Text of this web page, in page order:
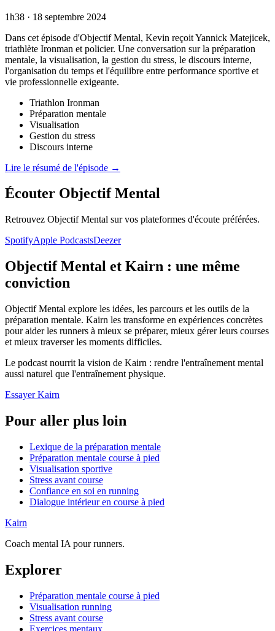
1h38 · 18 septembre 2024
Dans cet épisode d'Objectif Mental, Kevin reçoit Yannick Matejicek,
triathlète Ironman et policier. Une conversation sur la préparation
mentale, la visualisation, la gestion du stress, le discours interne,
l'organisation du temps et l'équilibre entre performance sportive et
vie professionnelle exigeante.
Triathlon Ironman
Préparation mentale
Visualisation
Gestion du stress
Discours interne
Lire le résumé de l'épisode →
Écouter Objectif Mental
Retrouvez Objectif Mental sur vos plateformes d'écoute préférées.
SpotifyApple PodcastsDeezer
Objectif Mental et Kairn : une même
conviction
Objectif Mental explore les idées, les parcours et les outils de la
préparation mentale. Kairn les transforme en expériences concrètes
pour aider les runners à mieux se préparer, mieux gérer leurs courses
et mieux traverser les moments difficiles.
Le podcast nourrit la vision de Kairn : rendre l'entraînement mental
aussi naturel que l'entraînement physique.
Essayer Kairn
Pour aller plus loin
Lexique de la préparation mentale
Préparation mentale course à pied
Visualisation sportive
Stress avant course
Confiance en soi en running
Dialogue intérieur en course à pied
Kairn
Coach mental IA pour runners.
Explorer
Préparation mentale course à pied
Visualisation running
Stress avant course
Exercices mentaux